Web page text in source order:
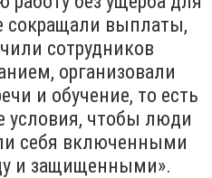
сокращали выплаты,
сотрудников
организовали
и обучение, то есть
условия, чтобы люди
себя включенными
и защищенными».